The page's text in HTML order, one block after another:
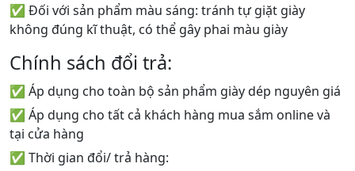
✅ Đối với sản phẩm màu sáng: tránh tự giặt giày
không đúng kĩ thuật, có thể gây phai màu giày
Chính sách đổi trả:
✅ Áp dụng cho toàn bộ sản phẩm giày dép nguyên giá
✅ Áp dụng cho tất cả khách hàng mua sắm online và
tại cửa hàng
✅ Thời gian đổi/ trả hàng: